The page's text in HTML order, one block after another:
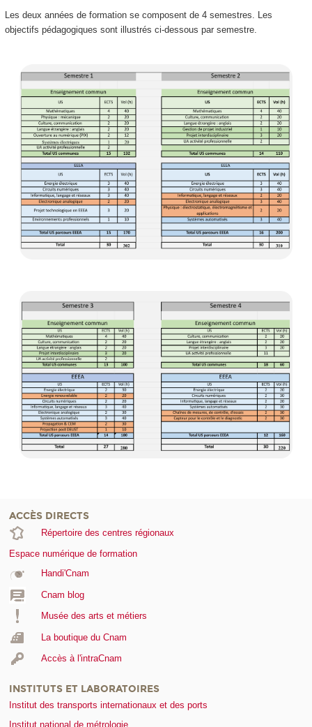
Les deux années de formation se composent de 4 semestres. Les
objectifs pédagogiques sont illustrés ci-dessous par semestre.
ACCÈS DIRECTS
Répertoire des centres régionaux
Espace numérique de formation
Handi'Cnam
Cnam blog
Musée des arts et métiers
La boutique du Cnam
Accès à l'intraCnam
INSTITUTS ET LABORATOIRES
Institut des transports internationaux et des ports
Institut national de métrologie